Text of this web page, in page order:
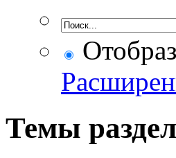
Темы